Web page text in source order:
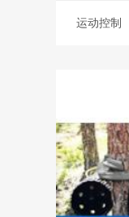
运动控制